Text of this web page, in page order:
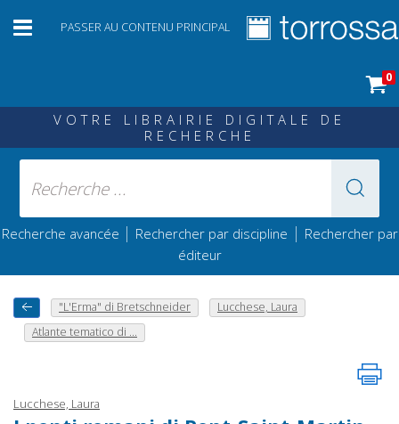
PASSER AU CONTENU PRINCIPAL
0
VOTRE LIBRAIRIE DIGITALE DE
RECHERCHE
Recherche avancée | Rechercher par discipline | Rechercher par
éditeur
"L'Erma" di Bretschneider
Lucchese, Laura
Atlante tematico di ...
Lucchese, Laura